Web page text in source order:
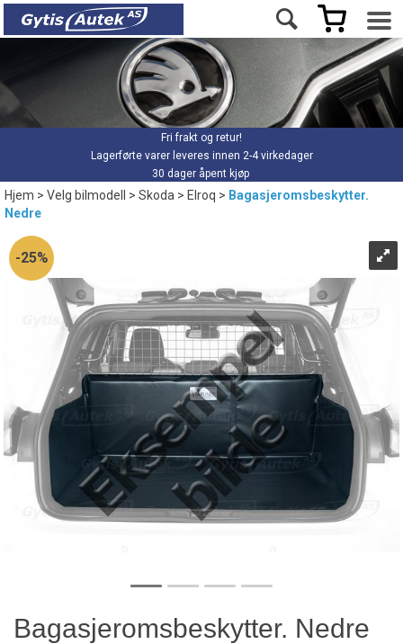
Fri frakt og retur!
Lagerførte varer leveres innen 2-4 virkedager
30 dager åpent kjøp
Hjem>Velg bilmodell >Skoda>Elroq> Bagasjeromsbeskytter.
Nedre
25%
Bagasjeromsbeskytter. Nedre